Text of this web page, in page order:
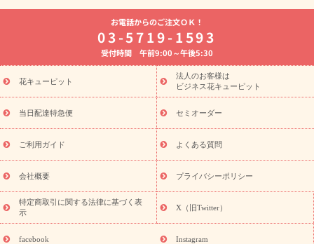
よく贈られる花
お祝いの花特集
誕生日フラワーギフト特集
8月の誕生花(トルコキキョウ)
開店・開業祝い
お供え・お悔やみ お供え・お悔やみの花
通夜・葬儀に贈る花 胡蝶蘭・花鉢
ーブドフラワー
季節のイベント
ひまわり ギフト・プレゼント
特集
お盆 花（新盆・初盆） 季節のイベント
お盆 花（新
盆・初盆）
お盆 花（新盆・初盆）
お盆・お供え 花とセットギ
フト
お盆・お供え プリザーブドフラワー
ひまわり ギフト・プ
レゼント特集
夏の花贈り・お中元・暑中見舞い 花のギフト特集
敬老の日におくる花ギフト・プレゼント特集
花ギフト・プレゼント特集
敬老の日 花のおすすめランキング
敬
老の日 花鉢植えのギフト・プレゼント特集
敬老の日 花とセットギ
フト・プレゼント特集
敬老の日の花 全てのギフト一覧
キャン
ペーン
映画『ウォーターガーディアンズ』コラボキャンペーン
「きょう誕生日なんです」キャンペーン
誕生日の花を探す
誕生日フラワーギフト 誕生日フラワーギフト特集
お電話からのご注文ＯＫ！
03-5719-1593
受付時間 午前9:00～午後5:30
花キューピット
法人のお客様は
ビジネス花キューピット
当日配達特急便 セミオーダー
ご利用ガイド よくある質問
会社概要 プライバシーポリシー
特定商取引に関する法律に基づく表
示
X（旧Twitter）
facebook Instagram